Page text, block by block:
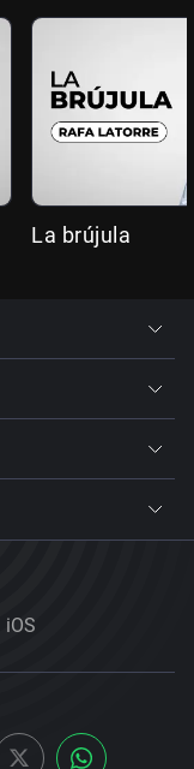
La brújula
iOS